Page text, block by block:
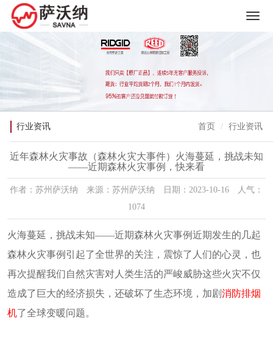
行业资讯 首页 行业资讯
近年森林火灾事故（森林火灾大事件）火海蔓延，挑战未知
——近期森林火灾事例，快来看
作者：苏州萨沃纳 来源：苏州萨沃纳 日期：2023-10-16 人气：
1074
火海蔓延，挑战未知——近期森林火灾事例近期发生的几起
森林火灾事例引起了全世界的关注，震惊了人们的心灵，也
再次提醒我们自然灾害对人类生活的严峻威胁这些火灾不仅
造成了巨大的经济损失，还破坏了生态环境，加剧消防排烟
机了全球变暖问题。